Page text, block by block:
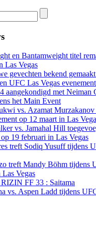
en Bantamweight titel
Las Vegas
gevechten bekend
UFC Las Vegas
aangekondigd met Neiman
het Main Event
vs. Azamat Murzakanov
op 12 maart in Las
vs. Jamahal Hill
19 februari in Las Vegas
treft Sodiq Yusuff tijdens
treft Mandy Böhm tijdens
Las Vegas
FF 33 : Saitama
vs. Aspen Ladd tijdens